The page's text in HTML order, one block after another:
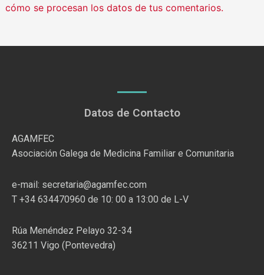
cómo se procesan los datos de tus comentarios.
Datos de Contacto
AGAMFEC
Asociación Galega de Medicina Familiar e Comunitaria
e-mail: secretaria@agamfec.com
T +34 634470960 de 10: 00 a 13:00 de L-V
Rúa Menéndez Pelayo 32-34
36211 Vigo (Pontevedra)